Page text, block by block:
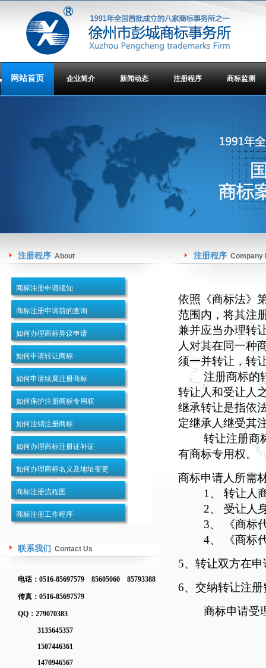
网站首页 企业简介 新闻动态 注册程序 商标监测
注册程序 About
商标注册申请须知
商标注册申请前的查询
如何办理商标异议申请
如何申请转让商标
如何申请续展注册商标
如何保护注册商标专用权
如何注销注册商标
如何办理商标注册证补证
如何办理商标名义及地址变更
商标注册流程图
商标注册工作程序
联系我们 Contact Us
电话：0516-85697579 85605060 85793388
传真：0516-85697579
QQ：279070383
3135645357
1507446361
1470946567
注册程序 Company
依照《商标法》
范围内，将其注
兼并应当办理转
人对其在同一种
须一并转让，转
注册商标的转
转让人和受让人
继承转让是指依
定继承人继受其
转让注册商标
有商标专用权。
商标申请人所需
1、 转让人商
2、 受让人身
3、 《商标代
4、 《商标代
5、转让双方在
6、交纳转让注册
商标申请受理